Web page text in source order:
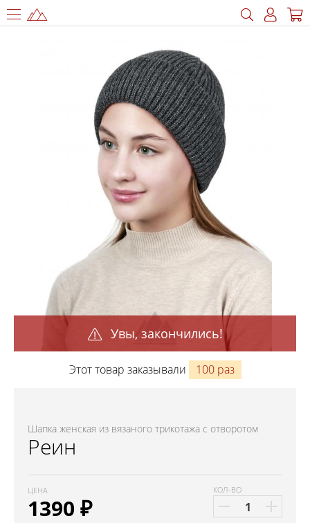
Увы, закончились!
Этот товар заказывали 100 раз
Шапка женская из вязаного трикотажа с отворотом
Реин
ЦЕНА
1390 ₽
КОЛ-ВО